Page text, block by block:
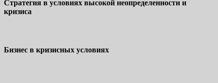
Стратегия в условиях высокой неопределенности и
кризиса
Бизнес в кризисных условиях